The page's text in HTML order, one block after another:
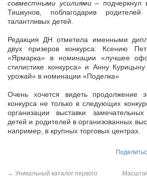
совместными усилиями – подчеркнул
Тишкунов, поблагодарив
талантливых детей.
Редакция ДН отметила именными
двух призеров конкурса: Ксению
«Ярмарка» в номинации «лучшее
стилистике конкурса» и Анну
урожай» в номинации «Поделка»
Очень хочется видеть продолжение
конкурса не только в следующих
организации выставки
детей и родителей в организованных
например, в крупных торговых центрах.
← Уникальный каталог первого